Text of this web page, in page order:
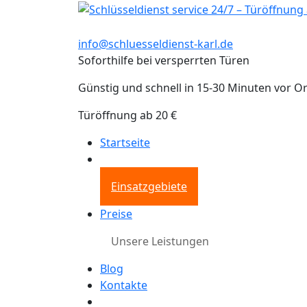
info@schluesseldienst-karl.de
Soforthilfe bei versperrten Türen
Günstig und schnell in 15-30 Minuten vor
Türöffnung ab 20 €
Startseite
Einsatzgebiete
Preise
Unsere Leistungen
Blog
Kontakte